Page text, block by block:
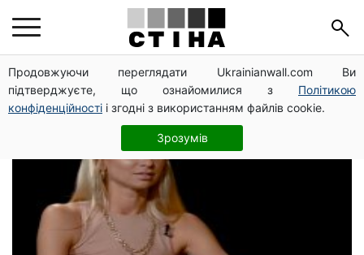
Продовжуючи переглядати Ukrainianwall.com Ви
підтверджуєте, що ознайомилися з Політикою
конфіденційності і згодні з використанням файлів cookie.
Зрозумів
поклонники